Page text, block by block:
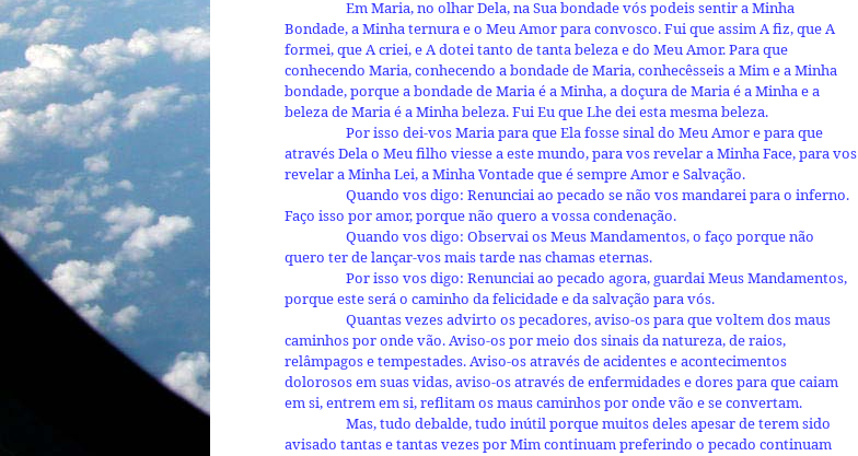
Em Maria, no olhar Dela, na Sua bondade vós podeis sentir a Minha
Bondade, a Minha ternura e o Meu Amor para convosco. Fui que assim A fiz, que A
formei, que A criei, e A dotei tanto de tanta beleza e do Meu Amor. Para que
conhecendo Maria, conhecendo a bondade de Maria, conhecêsseis a Mim e a Minha
bondade, porque a bondade de Maria é a Minha, a doçura de Maria é a Minha e a
beleza de Maria é a Minha beleza. Fui Eu que Lhe dei esta mesma beleza.
Por isso dei-vos Maria para que Ela fosse sinal do Meu Amor e para que
através Dela o Meu filho viesse a este mundo, para vos revelar a Minha Face, para vos
revelar a Minha Lei, a Minha Vontade que é sempre Amor e Salvação.
Quando vos digo: Renunciai ao pecado se não vos mandarei para o inferno.
Faço isso por amor, porque não quero a vossa condenação.
Quando vos digo: Observai os Meus Mandamentos, o faço porque não
quero ter de lançar-vos mais tarde nas chamas eternas.
Por isso vos digo: Renunciai ao pecado agora, guardai Meus Mandamentos,
porque este será o caminho da felicidade e da salvação para vós.
Quantas vezes advirto os pecadores, aviso-os para que voltem dos maus
caminhos por onde vão. Aviso-os por meio dos sinais da natureza, de raios,
relâmpagos e tempestades. Aviso-os através de acidentes e acontecimentos
dolorosos em suas vidas, aviso-os através de enfermidades e dores para que caiam
em si, entrem em si, reflitam os maus caminhos por onde vão e se convertam.
Mas, tudo debalde, tudo inútil porque muitos deles apesar de terem sido
avisado tantas e tantas vezes por Mim continuam preferindo o pecado continuam